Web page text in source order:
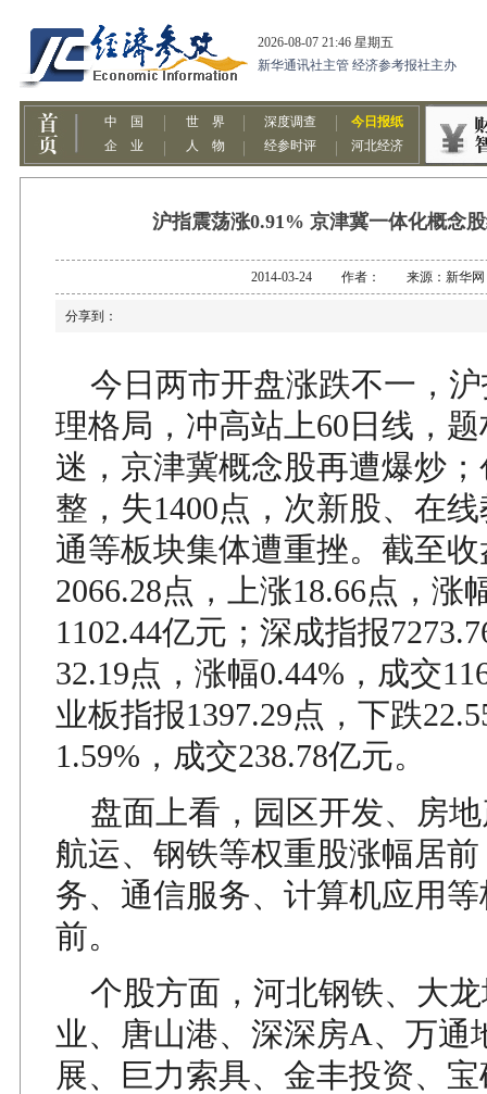
沪指震荡涨0.91% 京津冀一体化概念
2014-03-24 作者： 来源：新华网
分享到：
今日两市开盘涨跌不一，
理格局，冲高站上60日线，
迷，京津冀概念股再遭爆炒
整，失1400点，次新股、在
通等板块集体遭重挫。截至
2066.28点，上涨18.66点，涨
1102.44亿元；深成指报
32.19点，涨幅0.44%，成交
业板指报1397.29点，下跌
1.59%，成交238.78亿元。
盘面上看，园区开发、房
航运、钢铁等权重股涨幅居
务、通信服务、计算机应用
前。
个股方面，河北钢铁、大
业、唐山港、深深房A、万通
展、巨力索具、金丰投资、